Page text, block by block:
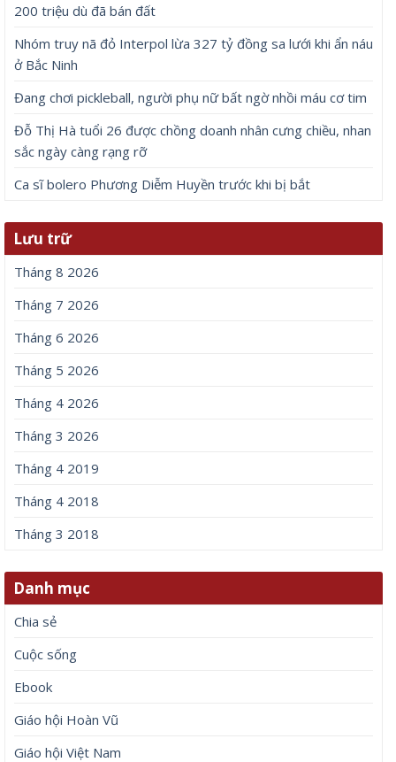
200 triệu dù đã bán đất
Nhóm truy nã đỏ Interpol lừa 327 tỷ đồng sa lưới khi ẩn náu
ở Bắc Ninh
Đang chơi pickleball, người phụ nữ bất ngờ nhồi máu cơ tim
Đỗ Thị Hà tuổi 26 được chồng doanh nhân cưng chiều, nhan
sắc ngày càng rạng rỡ
Ca sĩ bolero Phương Diễm Huyền trước khi bị bắt
Lưu trữ
Tháng 8 2026
Tháng 7 2026
Tháng 6 2026
Tháng 5 2026
Tháng 4 2026
Tháng 3 2026
Tháng 4 2019
Tháng 4 2018
Tháng 3 2018
Danh mục
Chia sẻ
Cuộc sống
Ebook
Giáo hội Hoàn Vũ
Giáo hội Việt Nam